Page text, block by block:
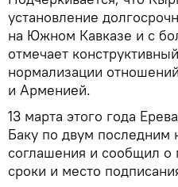
установление
на Южном Кавказе и с
отмечает
нормализации
и Арменией.
13 марта этого года
Баку по двум последним
соглашения и сообщил о
сроки и место